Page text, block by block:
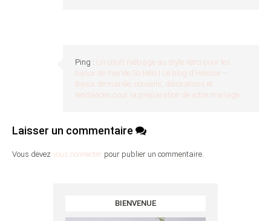
Ping : Un court métrage au style rétro pour les
bijoux de mariée So Hélo | Le blog d'Héloïse –
Bijoux de mariée, conseils, décorations et
tendances pour la préparation de votre mariage
Laisser un commentaire
Vous devez vous connecter pour publier un commentaire.
BIENVENUE